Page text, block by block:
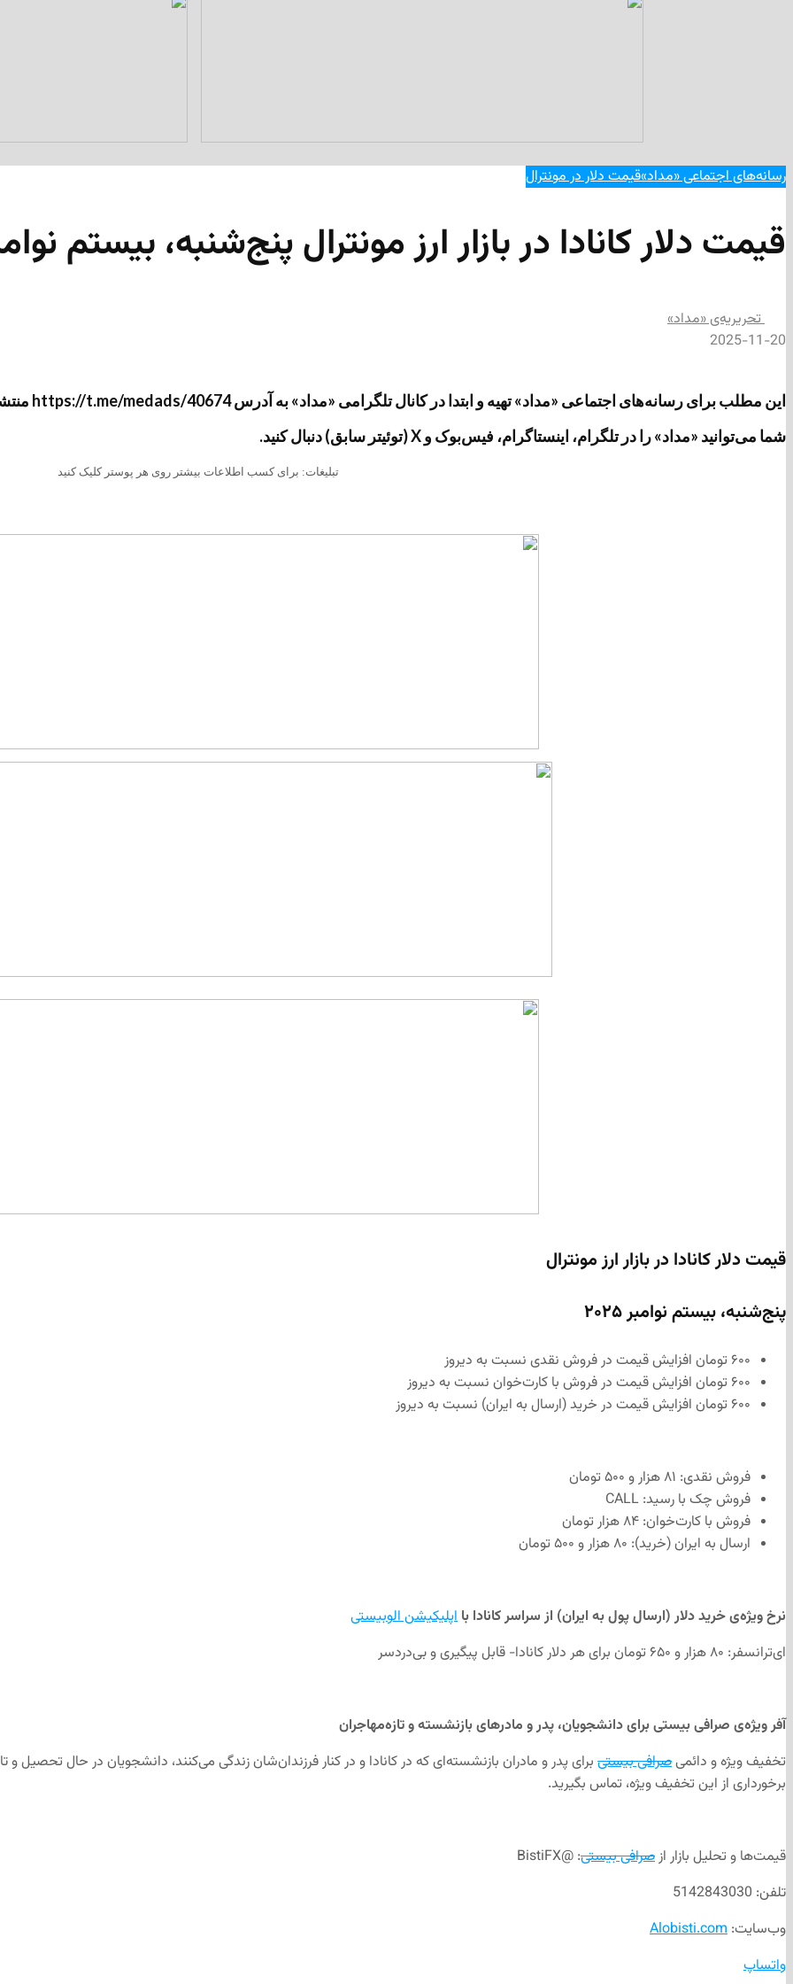
رسانه‌های اجتماعی «مداد»قیمت دلار در مونترال
قیمت دلار کانادا در بازار ارز مونترال پنج‌شنبه، بیستم نوامبر
تحریریه‌ی «مداد»
2025-11-20
این مطلب برای رسانه‌های اجتماعی «مداد» تهیه و ابتدا در کانال تلگرامی «مداد» به آدرس https://t.me/medads/40674 منتشر شد و سپس جهت آرشیو به وب‌سایت «مداد» منتقل گردید.
شما می‌توانید «مداد» را در تلگرام، اینستاگرام، فیس‌بوک و X (توئیتر سابق) دنبال کنید.
تبلیغات: برای کسب اطلاعات بیشتر روی هر پوستر کلیک کنید
قیمت دلار کانادا در بازار ارز مونترال
پنج‌شنبه، بیستم نوامبر ۲۰۲۵
۶۰۰ تومان افزایش قیمت در فروش نقدی نسبت به دیروز
۶۰۰ تومان افزایش قیمت در فروش با کارت‌خوان نسبت به دیروز
۶۰۰ تومان افزایش قیمت در خرید (ارسال به ایران) نسبت به دیروز
فروش نقدی: ۸۱ هزار و ۵۰۰ تومان
فروش چک با رسید: CALL
فروش با کارت‌خوان: ۸۴ هزار تومان
ارسال به ایران (خرید): ۸۰ هزار و ۵۰۰ تومان
نرخ ويژه‌ی خرید دلار (ارسال پول به ايران) از سراسر كانادا با اپليكيشن الوبيستی
ای‌ترانسفر: ۸۰ هزار و ۶۵۰ تومان برای هر دلار کانادا- قابل پیگیری‌ و بی‌دردسر
آفر ویژه‌ی صرافی بیستی برای دانشجویان، پدر و مادرهای بازنشسته و تازه‌مهاجران
تخفیف ویژه و دائمیصرافی بیستی برای پدر و مادران بازنشسته‌ای که در کانادا و در کنار فرزندان‌شان زندگی می‌کنند، دانشجویان در حال تحصیل
برخورداری از این تخفیف ویژه، تماس بگیرید.
قیمت‌ها و تحلیل بازار ازصرافی بیستی: @BistiFX
تلفن: 5142843030
وب‌سایت: Alobisti.com
واتساپ